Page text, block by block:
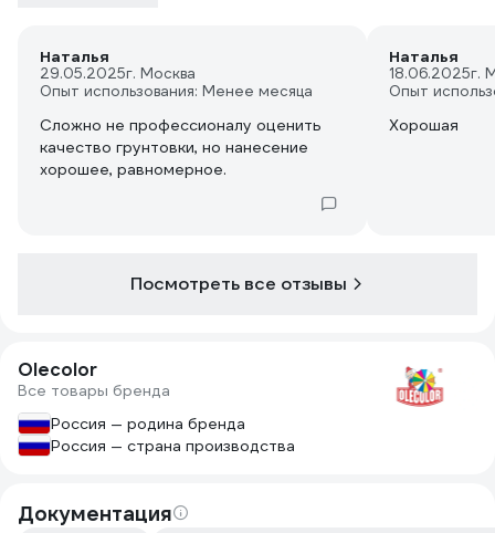
Наталья
29.05.2025г. Москва
Опыт использования: Менее месяца
Сложно не профессионалу оценить
качество грунтовки, но нанесение
хорошее, равномерное.
Наталья
18.06.2025г.
Опыт
Хорошая
Посмотреть все отзывы
Olecolor
Все товары бренда
Россия — родина бренда
Россия — страна производства
Документация